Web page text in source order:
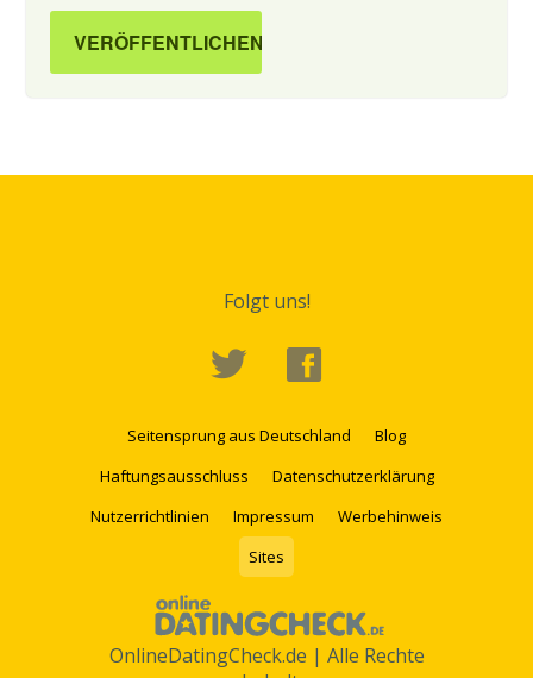
Folgt uns!
Seitensprung aus Deutschland
Blog
Haftungsausschluss
Datenschutzerklärung
Nutzerrichtlinien
Impressum
Werbehinweis
Sites
OnlineDatingCheck.de | Alle Rechte